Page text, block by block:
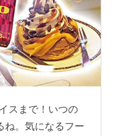
スまで！いつの
ね。気になるフー